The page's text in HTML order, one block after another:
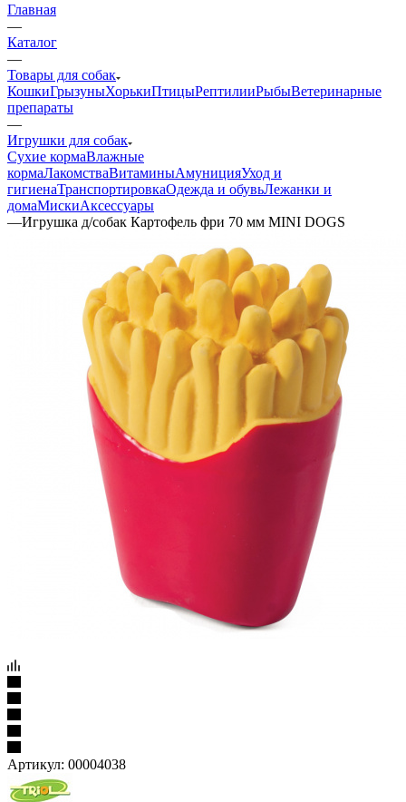
Главная
—
Каталог
—
Товары для собак
КошкиГрызуныХорькиПтицыРептилииРыбыВетеринарные
препараты
—
Игрушки для собак
Сухие кормаВлажные
кормаЛакомстваВитаминыАмуницияУход и
гигиенаТранспортировкаОдежда и обувьЛежанки и
домаМискиАксессуары
—Игрушка д/собак Картофель фри 70 мм MINI DOGS
Артикул: 00004038